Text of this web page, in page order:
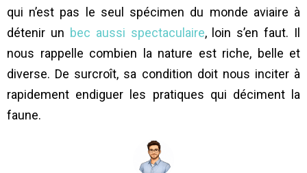
qui n’est pas le seul spécimen du monde aviaire à
détenir un bec aussi spectaculaire, loin s’en faut. Il
nous rappelle combien la nature est riche, belle et
diverse. De surcroît, sa condition doit nous inciter à
rapidement endiguer les pratiques qui déciment la
faune.